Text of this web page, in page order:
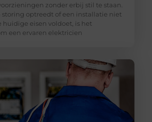
zonder erbij stil te staan.
storing optreedt of een installatie niet
huidige eisen voldoet, is het
een ervaren elektricien